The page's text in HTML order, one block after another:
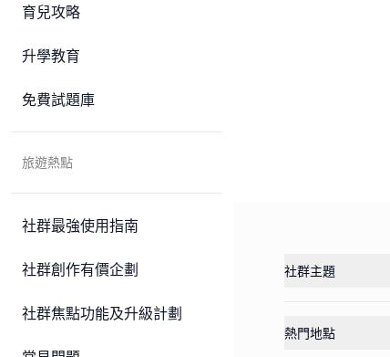
育兒攻略
升學教育
免費試題庫
旅遊熱點
社群最強使用指南
社群創作有價企劃
社群焦點功能及升級計劃
社群主題
熱門地點